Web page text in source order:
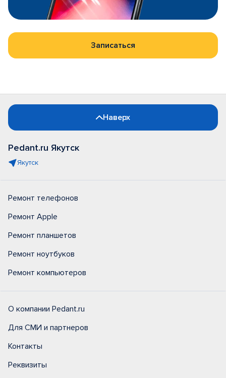
Записаться
Наверх
Pedant.ru Якутск
Якутск
Ремонт телефонов
Ремонт Apple
Ремонт планшетов
Ремонт ноутбуков
Ремонт компьютеров
О компании Pedant.ru
Для СМИ и партнеров
Контакты
Реквизиты